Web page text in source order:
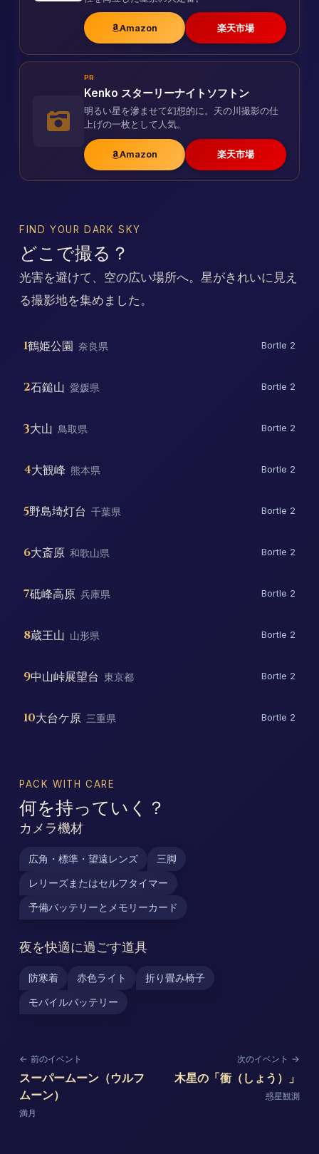
Amazon 楽天市場
PR
Kenko スターリーナイトソフトン
明るい星を滲ませて幻想的に。天の川撮影の仕
上げの一枚として人気。
Amazon 楽天市場
FIND YOUR DARK SKY
どこで撮る？
光害を避けて、空の広い場所へ。星がきれいに見え
る撮影地を集めました。
1鶴姫公園 奈良県 Bortle 2
2石鎚山 愛媛県 Bortle 2
3大山 鳥取県 Bortle 2
4大観峰 熊本県 Bortle 2
5野島埼灯台 千葉県 Bortle 2
6大斎原 和歌山県 Bortle 2
7砥峰高原 兵庫県 Bortle 2
8蔵王山 山形県 Bortle 2
9中山峠展望台 東京都 Bortle 2
10大台ケ原 三重県 Bortle 2
PACK WITH CARE
何を持っていく？
カメラ機材
広角・標準・望遠レンズ
三脚
レリーズまたはセルフタイマー
予備バッテリーとメモリーカード
夜を快適に過ごす道具
防寒着 赤色ライト
折り畳み椅子
モバイルバッテリー
← 前のイベント
スーパームーン（ウルフ
ムーン）
満月
次のイベント →
木星の「衝（しょう）」
惑星観測